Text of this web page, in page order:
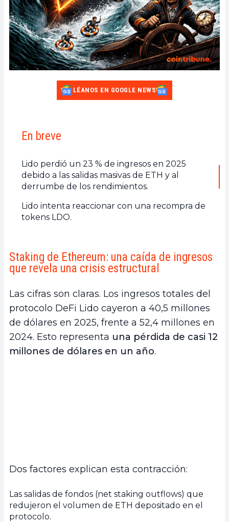
LÉANOS EN GOOGLE NEWS
En breve
Lido perdió un 23 % de ingresos en 2025
debido a las salidas masivas de ETH y al
derrumbe de los rendimientos.
Lido intenta reaccionar con una recompra de
tokens LDO.
Staking de Ethereum: una caída de ingresos
que revela una crisis estructural
Las cifras son claras. Los ingresos totales del
protocolo DeFi Lido cayeron a 40,5 millones
de dólares en 2025, frente a 52,4 millones en
2024. Esto representa una pérdida de casi 12
millones de dólares en un año.
Dos factores explican esta contracción:
Las salidas de fondos (net staking outflows) que
redujeron el volumen de ETH depositado en el
protocolo.